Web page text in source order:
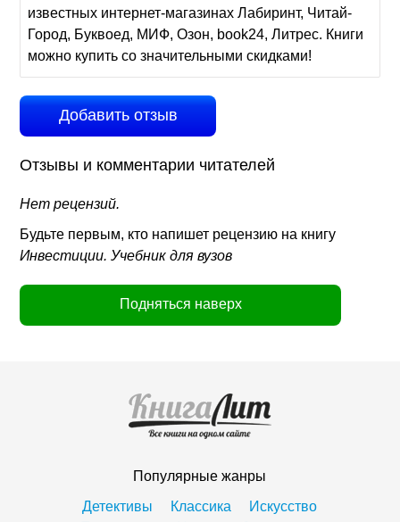
известных интернет-магазинах Лабиринт, Читай-
Город, Буквоед, МИФ, Озон, book24, Литрес. Книги
можно купить со значительными скидками!
Добавить отзыв
Отзывы и комментарии читателей
Нет рецензий.
Будьте первым, кто напишет рецензию на книгу
Инвестиции. Учебник для вузов
Подняться наверх
Популярные жанры
Детективы
Классика
Искусство